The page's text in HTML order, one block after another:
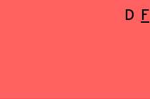
D F